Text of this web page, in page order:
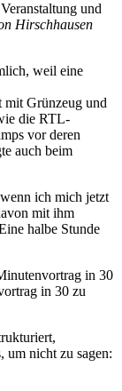
und
Hirschhausen
weil eine
mit Grünzeug und
die RTL-
vor deren
auch beim
ich mich jetzt
mit ihm
halbe Stunde
in 30
in 30 zu
um nicht zu sagen: